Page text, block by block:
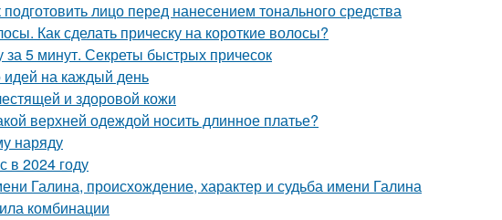
лицо перед нанесением тонального средства
Как сделать прическу на короткие волосы?
5 минут. Секреты быстрых причесок
идей на каждый день
и здоровой кожи
верхней одеждой носить длинное платье?
наряду
в 2024 году
Галина, происхождение, характер и судьба имени Галина
комбинации